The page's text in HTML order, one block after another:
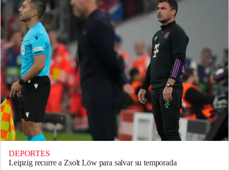
DEPORTES
Leipzig recurre a Zsolt Löw para salvar su temporada